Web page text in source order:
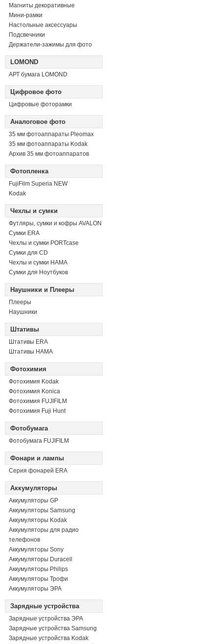
Магниты декоративные
Мини-рамки
Настольные аксессуары
Подсвечники
Держатели-зажимы для фото
LOMOND
АРТ бумага LOMOND
Цифровое фото
Цифровые фоторамки
Аналоговое фото
35 мм фотоаппараты Pleomax
35 мм фотоаппараты Kodak
Архив 35 мм фотоаппаратов
Фотопленка
FujiFilm Superia NEW
Kodak
Чехлы и сумки
Футляры, сумки и кофры AVALON
Сумки ERA
Чехлы и сумки PORTcase
Сумки для CD
Чехлы и сумки HAMA
Сумки для Ноутбуков
Наушники и Плееры
Плееры
Наушники
Штативы
Штативы ERA
Штативы HAMA
Фотохимия
Фотохимия Kodak
Фотохимия Konica
Фотохимия FUJIFILM
Фотохимия Fuji Hunt
Фотобумага
Фотобумага FUJIFILM
Фонари и лампы
Серия фонарей ERA
Аккумуляторы
Аккумуляторы GP
Аккумуляторы Samsung
Аккумуляторы Kodak
Аккумуляторы для радио
телефонов
Аккумуляторы Sony
Аккумуляторы Duracell
Аккумуляторы Philips
Аккумуляторы Трофи
Аккумуляторы ЭРА
Зарядные устройства
Зарядные устройства ЭРА
Зарядные устройства Samsung
Зарядные устройства Kodak